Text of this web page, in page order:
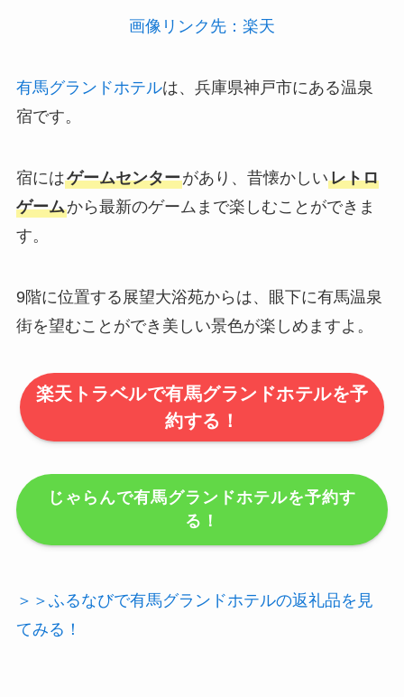
画像リンク先：楽天
有馬グランドホテルは、兵庫県神戸市にある温泉
宿です。
宿にはゲームセンターがあり、昔懐かしいレトロ
ゲームから最新のゲームまで楽しむことができま
す。
9階に位置する展望大浴苑からは、眼下に有馬温泉
街を望むことができ美しい景色が楽しめますよ。
楽天トラベルで有馬グランドホテルを予
約する！
じゃらんで有馬グランドホテルを予約す
る！
＞＞ふるなびで有馬グランドホテルの返礼品を見
てみる！